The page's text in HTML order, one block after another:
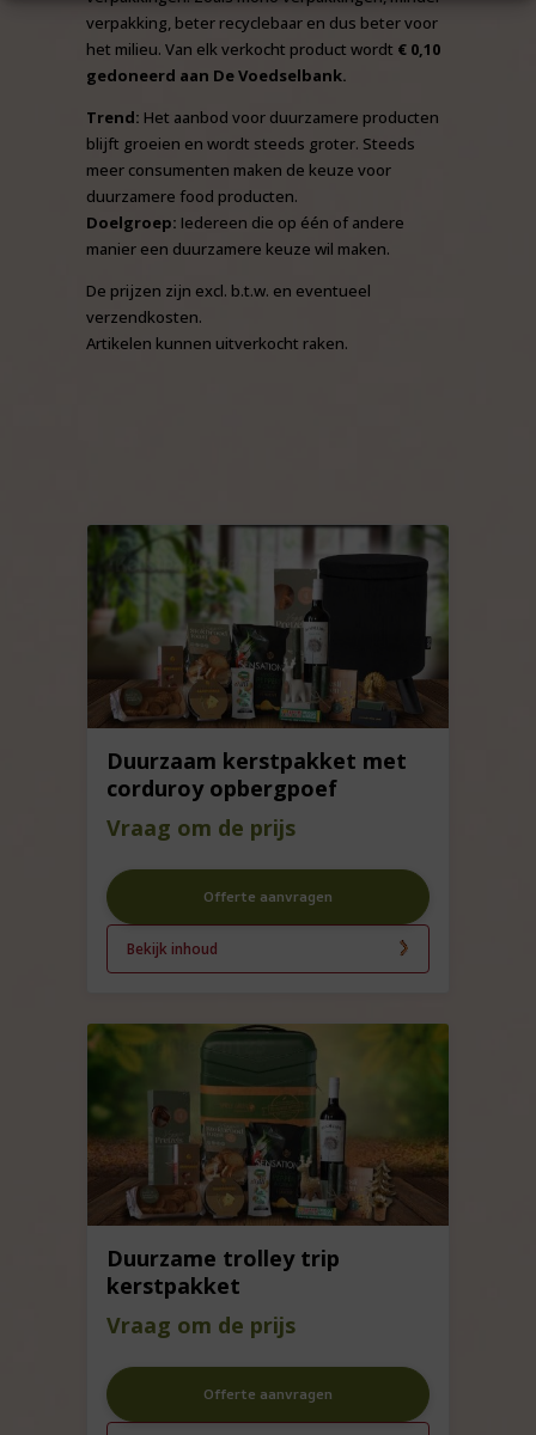
verpakking, beter recyclebaar en dus beter voor
het milieu. Van elk verkocht product wordt € 0,10
gedoneerd aan De Voedselbank.
Trend: Het aanbod voor duurzamere producten
blijft groeien en wordt steeds groter. Steeds
meer consumenten maken de keuze voor
duurzamere food producten.
Doelgroep: Iedereen die op één of andere
manier een duurzamere keuze wil maken.
De prijzen zijn excl. b.t.w. en eventueel
verzendkosten.
Artikelen kunnen uitverkocht raken.
Duurzaam kerstpakket met
corduroy opbergpoef
Vraag om de prijs
Offerte aanvragen
Bekijk inhoud
Duurzame trolley trip
kerstpakket
Vraag om de prijs
Offerte aanvragen